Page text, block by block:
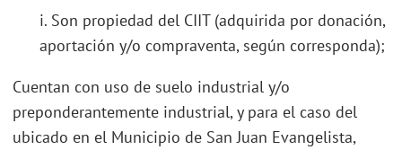
i. Son propiedad del CIIT (adquirida por donación,
aportación y/o compraventa, según corresponda);
Cuentan con uso de suelo industrial y/o
preponderantemente industrial, y para el caso del
ubicado en el Municipio de San Juan Evangelista,